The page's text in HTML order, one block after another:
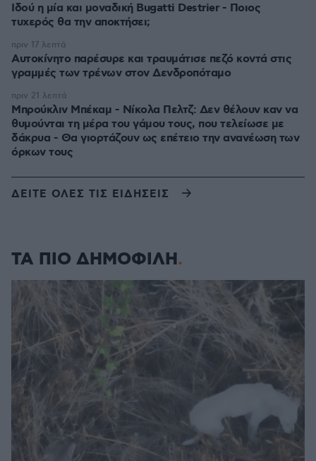
Ιδού η μία και μοναδική Bugatti Destrier - Ποιος
τυχερός θα την αποκτήσει;
Αυτοκίνητο παρέσυρε και τραυμάτισε πεζό κοντά στις
γραμμές των τρένων στον Δενδροπόταμο
πριν 17 λεπτά
Μπρούκλιν Μπέκαμ - Νίκολα Πελτζ: Δεν θέλουν καν να
θυμούνται τη μέρα του γάμου τους, που τελείωσε με
δάκρυα - Θα γιορτάζουν ως επέτειο την ανανέωση των
όρκων τους
πριν 21 λεπτά
ΔΕΙΤΕ ΟΛΕΣ ΤΙΣ ΕΙΔΗΣΕΙΣ
ΤΑ ΠΙΟ ΔΗΜΟΦΙΛΗ